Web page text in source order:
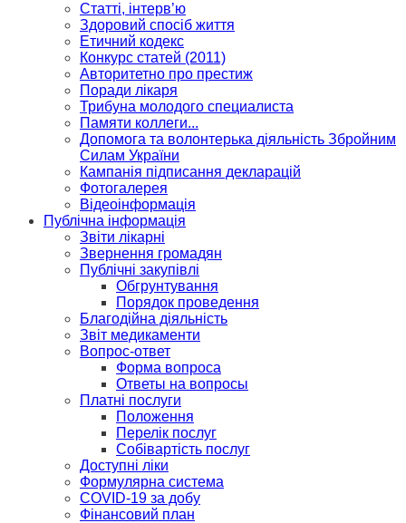
Статті, інтерв’ю
Здоровий спосіб життя
Етичний кодекс
Конкурс статей (2011)
Авторитетно про престиж
Поради лікаря
Трибуна молодого специалиста
Памяти коллеги...
Допомога та волонтерька діяльність Збройним
Силам України
Кампанія підписання декларацій
Фотогалерея
Відеоінформація
Публічна інформація
Звіти лікарні
Звернення громадян
Публічні закупівлі
Обгрунтування
Порядок проведення
Благодійна діяльність
Звіт медикаменти
Вопрос-ответ
Форма вопроса
Ответы на вопросы
Платні послуги
Положення
Перелік послуг
Собівартість послуг
Доступні ліки
Формулярна система
COVID-19 за добу
Фінансовий план